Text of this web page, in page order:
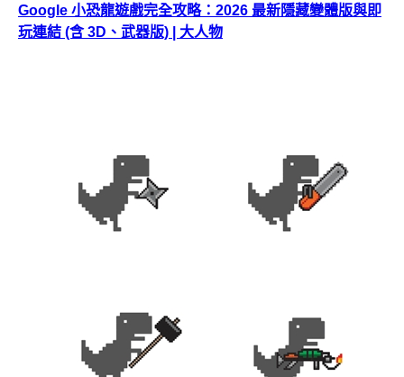
Google 小恐龍遊戲完全攻略：2026 最新隱藏變體版與即
玩連結 (含 3D、武器版) | 大人物